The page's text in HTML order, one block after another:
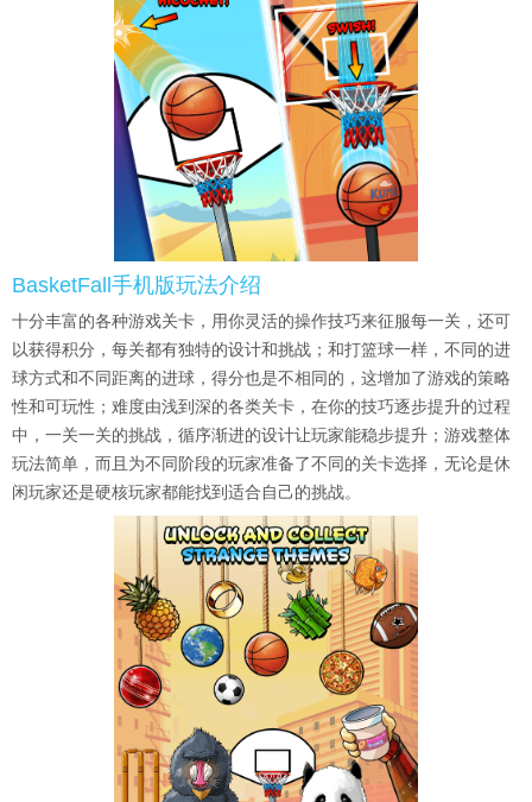
BasketFall手机版玩法介绍
十分丰富的各种游戏关卡，用你灵活的操作技巧来征服每一关，还可
以获得积分，每关都有独特的设计和挑战；和打篮球一样，不同的进
球方式和不同距离的进球，得分也是不相同的，这增加了游戏的策略
性和可玩性；难度由浅到深的各类关卡，在你的技巧逐步提升的过程
中，一关一关的挑战，循序渐进的设计让玩家能稳步提升；游戏整体
玩法简单，而且为不同阶段的玩家准备了不同的关卡选择，无论是休
闲玩家还是硬核玩家都能找到适合自己的挑战。